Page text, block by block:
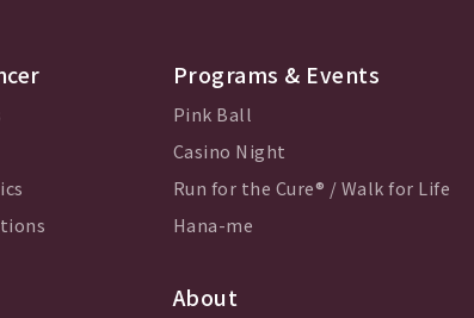
Programs & Events
Pink Ball
Casino Night
Run for the Cure® / Walk for Life
Hana-me
About